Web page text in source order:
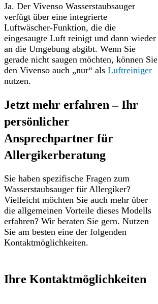
Ja. Der Vivenso Wasserstaubsauger
verfügt über eine integrierte
Luftwäscher-Funktion, die die
eingesaugte Luft reinigt und dann wieder
an die Umgebung abgibt. Wenn Sie
gerade nicht saugen möchten, können Sie
den Vivenso auch „nur“ als Luftreiniger
nutzen.
Jetzt mehr erfahren – Ihr
persönlicher
Ansprechpartner für
Allergikerberatung
Sie haben spezifische Fragen zum
Wasserstaubsauger für Allergiker?
Vielleicht möchten Sie auch mehr über
die allgemeinen Vorteile dieses Modells
erfahren? Wir beraten Sie gern. Nutzen
Sie am besten eine der folgenden
Kontaktmöglichkeiten.
Ihre Kontaktmöglichkeiten